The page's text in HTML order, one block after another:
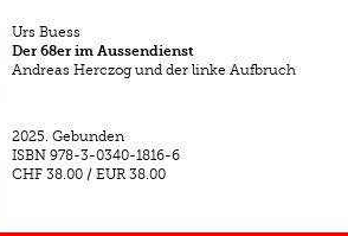
Urs Buess
Der 68er im Aussendienst
Andreas Herczog und der linke Aufbruch
2025. Gebunden
ISBN 978-3-0340-1816-6
CHF 38.00 /EUR 38.00